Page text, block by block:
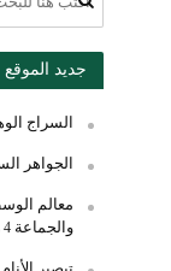
جديد الموقع
السراج
الجواهر
معالم
والجماعة 4 مايو، 2026